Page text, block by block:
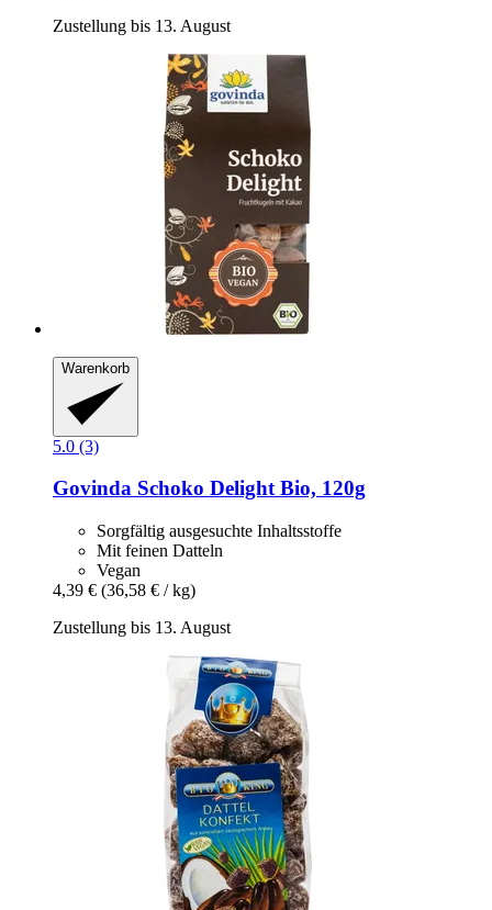
Zustellung bis 13. August
Warenkorb
5.0 (3)
Govinda Schoko Delight Bio, 120g
Sorgfältig ausgesuchte Inhaltsstoffe
Mit feinen Datteln
Vegan
4,39 € (36,58 € / kg)
Zustellung bis 13. August